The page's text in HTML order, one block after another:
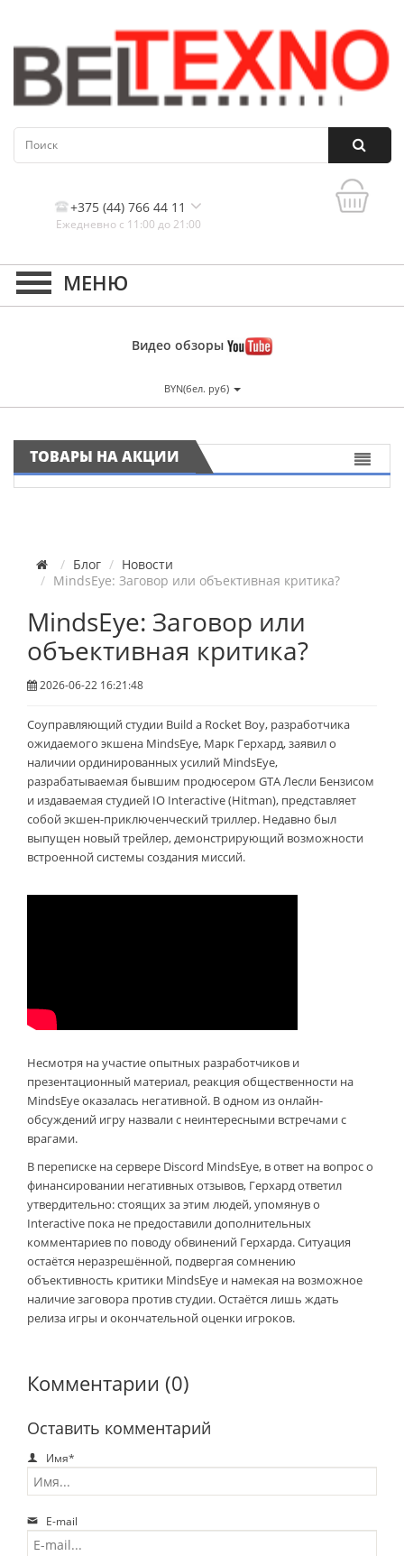
+375 (44) 766 44 11
Ежедневно с 11:00 до 21:00
Контакты, и схема проезда
Видео обзоры
BYN(бел. руб)
ТОВАРЫ НА АКЦИИ
Блог
Новости
MindsEye: Заговор или объективная критика?
MindsEye: Заговор или
объективная критика?
2026-06-22 16:21:48
Соуправляющий студии Build a Rocket Boy, разработчика
ожидаемого экшена MindsEye, Марк Герхард, заявил о
наличии ординированных усилий MindsEye,
разрабатываемая бывшим продюсером GTA Лесли Бензисом
и издаваемая студией IO Interactive (Hitman), представляет
собой экшен-приключенческий триллер. Недавно был
выпущен новый трейлер, демонстрирующий возможности
встроенной системы создания миссий.
Несмотря на участие опытных разработчиков и
презентационный материал, реакция общественности на
MindsEye оказалась негативной. В одном из онлайн-
обсуждений игру назвали с неинтересными встречами с
врагами.
В переписке на сервере Discord MindsEye, в ответ на вопрос о
финансировании негативных отзывов, Герхард ответил
утвердительно: стоящих за этим людей, упомянув о
Interactive пока не предоставили дополнительных
комментариев по поводу обвинений Герхарда. Ситуация
остаётся неразрешённой, подвергая сомнению
объективность критики MindsEye и намекая на возможное
наличие заговора против студии. Остаётся лишь ждать
релиза игры и окончательной оценки игроков.
Комментарии (0)
Оставить комментарий
Имя*
E-mail